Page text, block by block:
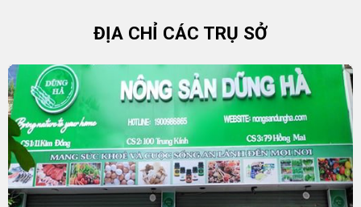
ĐỊA CHỈ CÁC TRỤ SỞ